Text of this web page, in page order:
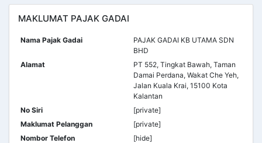
MAKLUMAT PAJAK GADAI
Nama Pajak Gadai
PAJAK GADAI KB UTAMA SDN
BHD
Alamat
PT 552, Tingkat Bawah, Taman
Damai Perdana, Wakat Che Yeh,
Jalan Kuala Krai, 15100 Kota
Kalantan
No Siri
[private]
Maklumat Pelanggan
[private]
Nombor Telefon
[hide]